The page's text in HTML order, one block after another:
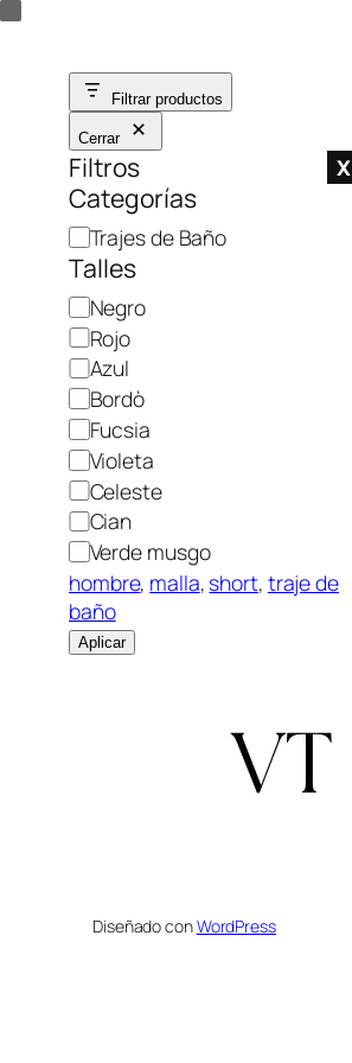
Saltar
contenidoFiltrar productos
Cerrar
Filtros X
Categorías
C
a
t
e
g
o
r
í
a
Trajes de Baño
Talles
C
o
l
o
r
Negro
Rojo
Azul
Bordò
Fucsia
Violeta
Celeste
Cian
Verde musgo
hombre, malla, short, traje de
baño
Aplicar
Diseñado conWordPress